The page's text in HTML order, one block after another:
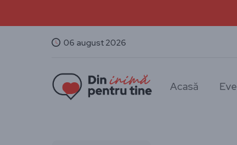
06 august 2026
Acasă